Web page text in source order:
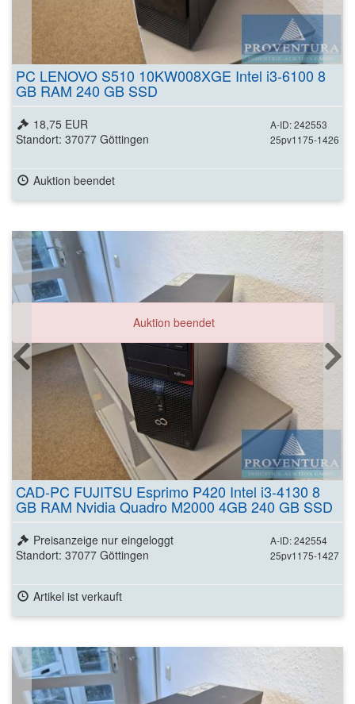
PC LENOVO S510 10KW008XGE Intel i3-6100 8
GB RAM 240 GB SSD
A-ID: 242553
25pv1175-1426
18,75 EUR
Standort: 37077 Göttingen
Auktion beendet
Auktion beendet
CAD-PC FUJITSU Esprimo P420 Intel i3-4130 8
GB RAM Nvidia Quadro M2000 4GB 240 GB SSD
A-ID: 242554
25pv1175-1427
Preisanzeige nur eingeloggt
Standort: 37077 Göttingen
Artikel ist verkauft